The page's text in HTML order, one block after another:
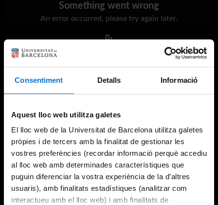
Consentiment Detalls Informació
Aquest lloc web utilitza galetes
El lloc web de la Universitat de Barcelona utilitza galetes
pròpies i de tercers amb la finalitat de gestionar les
vostres preferències (recordar informació perquè accediu
al lloc web amb determinades característiques que
puguin diferenciar la vostra experiència de la d’altres
usuaris), amb finalitats estadístiques (analitzar com
interactueu amb el lloc web) i amb finalitats de
Something went wrong
An error occurred, please try again later.